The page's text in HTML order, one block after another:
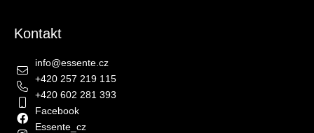
Kontakt
info@essente.cz
+420 257 219 115
+420 602 281 393
Facebook
Essente_cz